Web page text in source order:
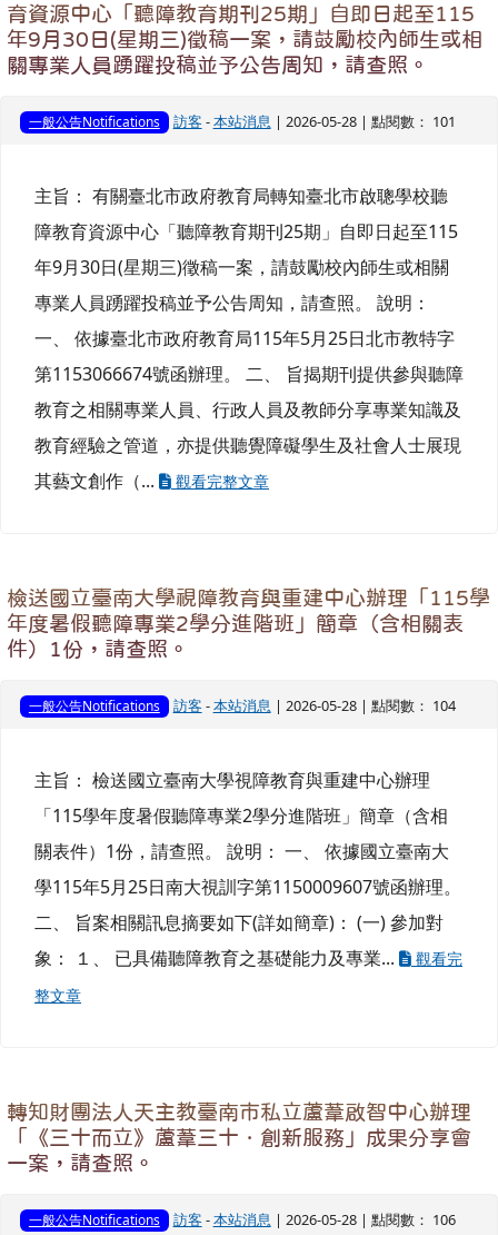
育資源中心「聽障教育期刊25期」自即日起至115
年9月30日(星期三)徵稿一案，請鼓勵校內師生或相
關專業人員踴躍投稿並予公告周知，請查照。
一般公告Notifications 訪客 -本站消息 | 2026-05-28 | 點閱數： 101
主旨： 有關臺北市政府教育局轉知臺北市啟聰學校聽
障教育資源中心「聽障教育期刊25期」自即日起至115
年9月30日(星期三)徵稿一案，請鼓勵校內師生或相關
專業人員踴躍投稿並予公告周知，請查照。 說明：
一、 依據臺北市政府教育局115年5月25日北市教特字
第1153066674號函辦理。 二、 旨揭期刊提供參與聽障
教育之相關專業人員、行政人員及教師分享專業知識及
教育經驗之管道，亦提供聽覺障礙學生及社會人士展現
其藝文創作（...
觀看完整文章
檢送國立臺南大學視障教育與重建中心辦理「115學
年度暑假聽障專業2學分進階班」簡章（含相關表
件）1份，請查照。
一般公告Notifications 訪客 -本站消息 | 2026-05-28 | 點閱數： 104
主旨： 檢送國立臺南大學視障教育與重建中心辦理
「115學年度暑假聽障專業2學分進階班」簡章（含相
關表件）1份，請查照。 說明： 一、 依據國立臺南大
學115年5月25日南大視訓字第1150009607號函辦理。
二、 旨案相關訊息摘要如下(詳如簡章)： (一) 參加對
象： １、 已具備聽障教育之基礎能力及專業...
觀看完
整文章
轉知財團法人天主教臺南市私立蘆葦啟智中心辦理
「《三十而立》蘆葦三十．創新服務」成果分享會
一案，請查照。
一般公告Notifications 訪客 -本站消息 | 2026-05-28 | 點閱數： 106